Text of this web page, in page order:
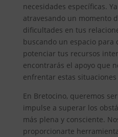
necesidades específicas.
atravesando un momento
dificultades en tus
buscando un espacio para
potenciar tus recursos
encontrarás el apoyo que
enfrentar estas situaciones
En Bretocino, queremos
impulse a superar los
más plena y consciente.
proporcionarte